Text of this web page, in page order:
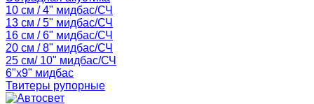
10 см / 4" мидбас/СЧ
13 см / 5" мидбас/СЧ
16 см / 6" мидбас/СЧ
20 см / 8" мидбас/СЧ
25 см/ 10" мидбас/СЧ
6"x9" мидбас
Твитеры рупорные